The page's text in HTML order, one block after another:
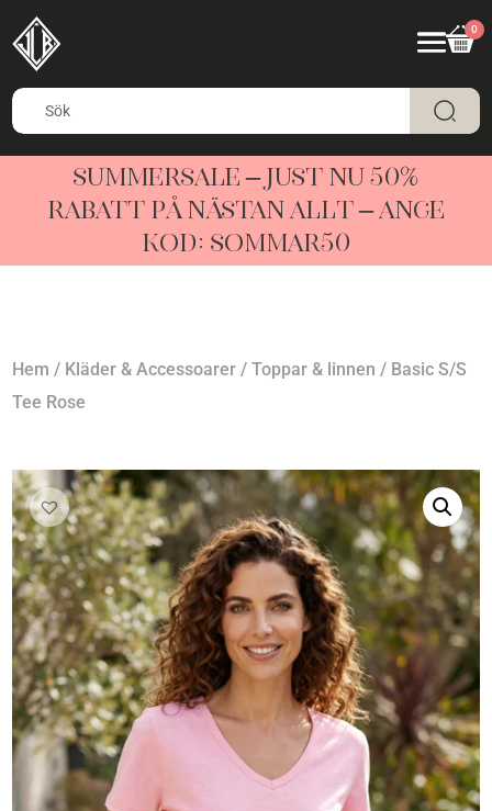
0
SUMMERSALE – JUST NU 50%
RABATT PÅ NÄSTAN ALLT – ANGE
KOD: SOMMAR50
Hem / Kläder & Accessoarer /Toppar & linnen / Basic S/S
Tee Rose